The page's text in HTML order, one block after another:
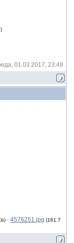
01.03.2017, 23:49
· 4576251.jpg (161.7